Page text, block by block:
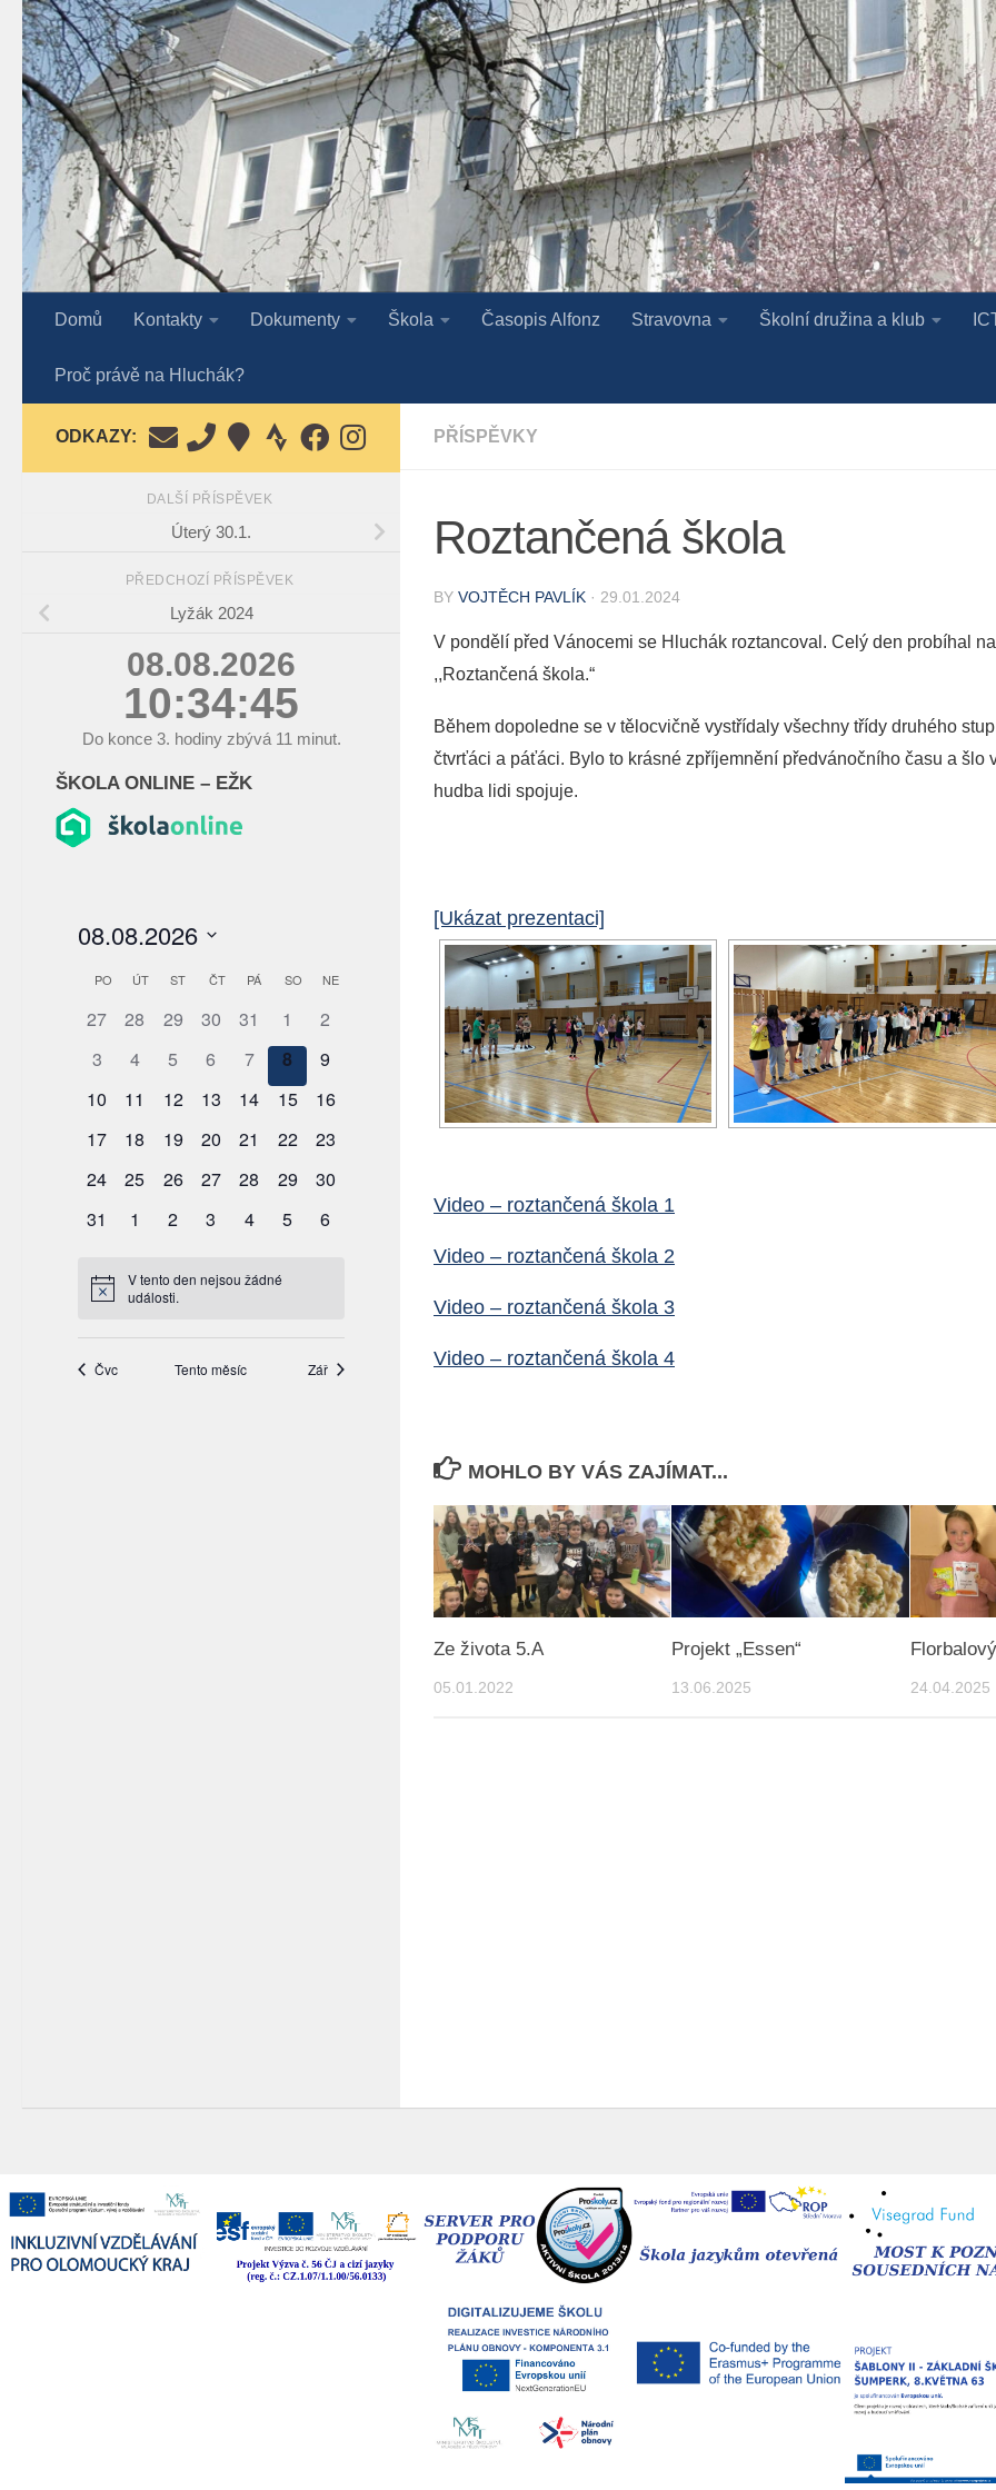
Skip to content
Domů Kontakty Dokumenty Škola Časopis Alfonz Stravovna Školní družina a klub
Proč právě na Hluchák?
PŘÍSPĚVKY
Roztančená škola
BY VOJTĚCH PAVLÍK · 29.01.2024
V pondělí před Vánocemi se Hluchák roztancoval. Celý den probíhal
,,Roztančená škola.“
Během dopoledne se v tělocvičně vystřídaly všechny třídy druhého
čtvrťáci a páťáci. Bylo to krásné zpříjemnění předvánočního času a šlo
hudba lidi spojuje.
[Ukázat prezentaci]
Video – roztančená škola 1
Video – roztančená škola 2
Video – roztančená škola 3
Video – roztančená škola 4
MOHLO BY VÁS ZAJÍMAT...
Ze života 5.A
05.01.2022
Projekt „Essen“
13.06.2025 24.04.2025
ODKAZY:
DALŠÍ PŘÍSPĚVEK
Úterý 30.1.
PŘEDCHOZÍ PŘÍSPĚVEK
Lyžák 2024
08.08.2026
10:34:46
Do konce 3. hodiny zbývá 11 minut.
ŠKOLA ONLINE – EŽK